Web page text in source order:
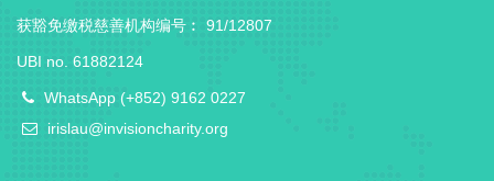
获豁免缴税慈善机构编号︰ 91/12807
UBI no. 61882124
WhatsApp (+852) 9162 0227
irislau@invisioncharity.org